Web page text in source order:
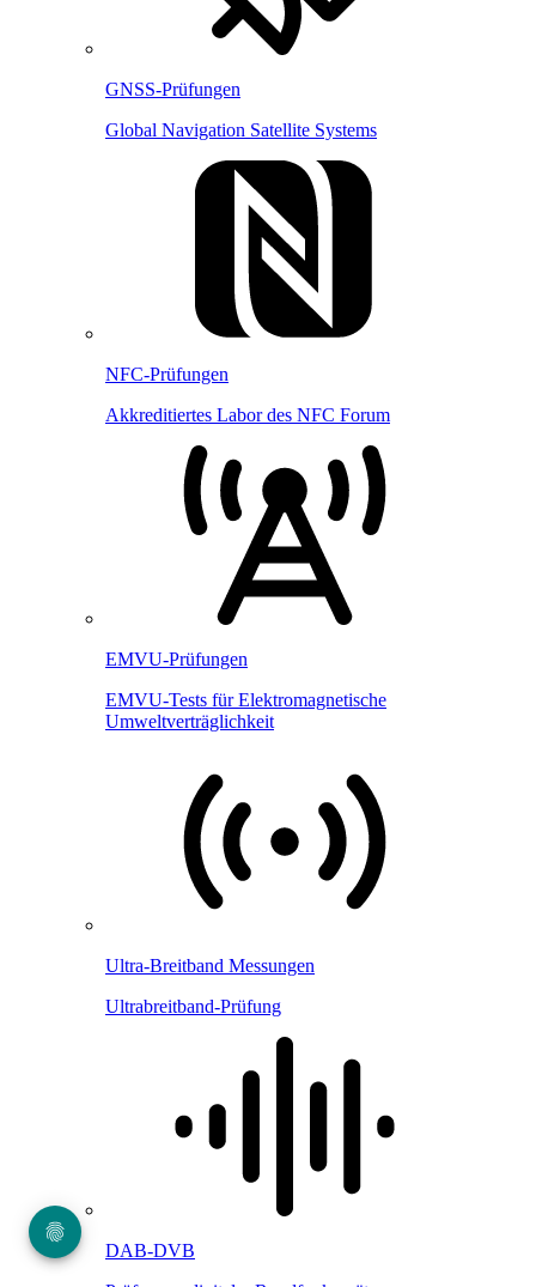
GNSS-Prüfungen
Global Navigation Satellite Systems
NFC-Prüfungen
Akkreditiertes Labor des NFC Forum
EMVU-Prüfungen
EMVU-Tests für Elektromagnetische
Umweltverträglichkeit
Ultra-Breitband Messungen
Ultrabreitband-Prüfung
DAB-DVB